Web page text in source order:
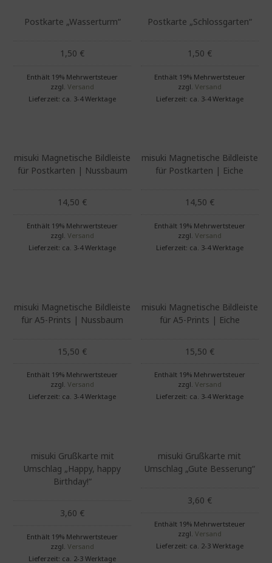
Postkarte „Wasserturm“
1,50 €
Enthält 19% Mehrwertsteuer
zzgl.Versand
Lieferzeit: ca. 3-4 Werktage
Postkarte „Schlossgarten“
1,50 €
Enthält 19% Mehrwertsteuer
zzgl. Versand
Lieferzeit: ca. 3-4 Werktage
misuki Magnetische Bildleiste
für Postkarten | Nussbaum
14,50 €
Enthält 19% Mehrwertsteuer
zzgl.Versand
Lieferzeit: ca. 3-4 Werktage
misuki Magnetische Bildleiste
für Postkarten | Eiche
14,50 €
Enthält 19% Mehrwertsteuer
zzgl. Versand
Lieferzeit: ca. 3-4 Werktage
misuki Magnetische Bildleiste
für A5-Prints | Nussbaum
15,50 €
Enthält 19% Mehrwertsteuer
zzgl.Versand
Lieferzeit: ca. 3-4 Werktage
misuki Magnetische Bildleiste
für A5-Prints | Eiche
15,50 €
Enthält 19% Mehrwertsteuer
zzgl. Versand
Lieferzeit: ca. 3-4 Werktage
misuki Grußkarte mit
Umschlag „Happy, happy
Birthday!“
3,60 €
Enthält 19% Mehrwertsteuer
zzgl.Versand
Lieferzeit: ca. 2-3 Werktage
misuki Grußkarte mit
Umschlag „Gute Besserung“
3,60 €
Enthält 19% Mehrwertsteuer
zzgl. Versand
Lieferzeit: ca. 2-3 Werktage